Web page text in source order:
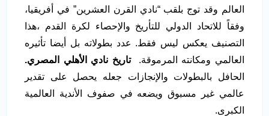
العالم وقد توج بلقب “نادي القرن العشرين” في أفريقيا،
وفقاً للاتحاد الدولي للتأريخ والإحصاء لكرة القدم ،هذا
التصنيف يعكس ليس فقط. عدد بطولاته بل أيضا تأثيره
العالمي ومكانته المرموقة.تاريخ نادي الأهلي المصري.
الحافل بالبطولات والإنجازات جعله يحصل على تقدير
عالمي غير مسبوق ويضعه في صفوف الأندية العالمية
الكبرى.